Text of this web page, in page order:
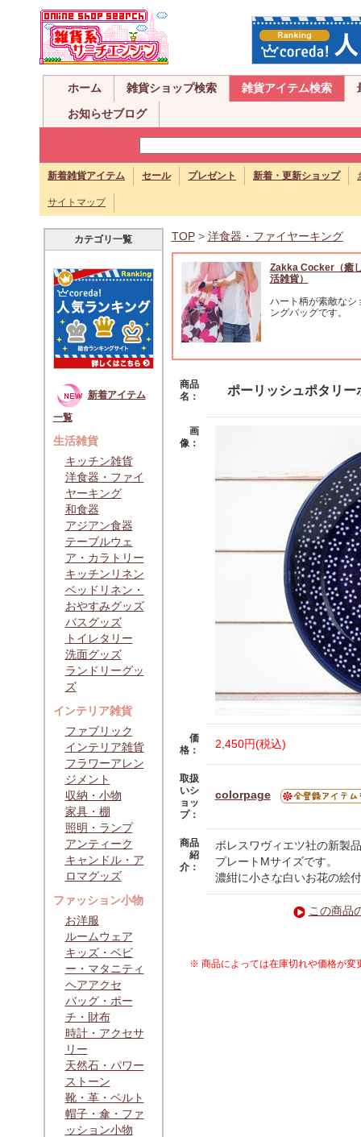
ホーム 雑貨ショップ検索 雑貨アイテム検索
お知らせブログ
新着雑貨アイテム セール プレゼント 新着・更新ショップ
サイトマップ
カテゴリ一覧
新着アイテム
一覧
生活雑貨
キッチン雑貨
洋食器・ファイ
ヤーキング
和食器
アジアン食器
テーブルウェ
ア・カラトリー
キッチンリネン
ベッドリネン・
おやすみグッズ
バスグッズ
トイレタリー
洗面グッズ
ランドリーグッ
ズ
インテリア雑貨
ファブリック
インテリア雑貨
フラワーアレン
ジメント
収納・小物
家具・棚
照明・ランプ
アンティーク
キャンドル・ア
ロマグッズ
ファッション小物
お洋服
ルームウェア
キッズ・ベビ
ー・マタニティ
ヘアアクセ
バッグ・ポー
チ・財布
時計・アクセサ
リー
天然石・パワー
ストーン
靴・革・ベルト
帽子・傘・ファ
ッション小物
TOP> 洋食器・ファイヤーキング
Zakka Cocker（癒
活雑貨）
ハート柄が素敵なシ
ングバッグです。
商品
名：
ポーリッシュポタリー
画
像：
価
格：
2,450円(税込)
取扱
いシ
ョッ
プ：
colorpage
商品
紹
介：
ボレスワヴィエツ社の新製
プレートMサイズです。
濃紺に小さな白いお花の絵
この商品
※ 商品によっては在庫切れや価格が変